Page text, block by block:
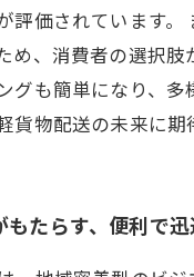
評価されています
め、消費者の選択
グも簡単になり、
貨物配送の未来に期
たらす、便利で